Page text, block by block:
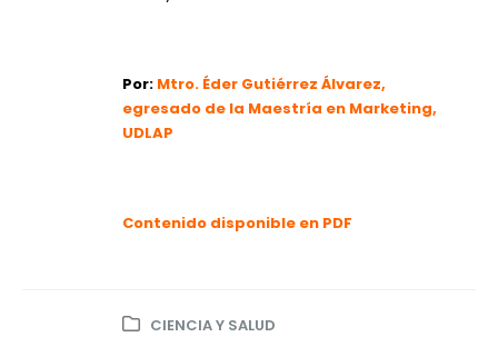
Por: Mtro. Éder Gutiérrez Álvarez,
egresado de la Maestría en Marketing,
UDLAP
Contenido disponible en PDF
CIENCIA Y SALUD